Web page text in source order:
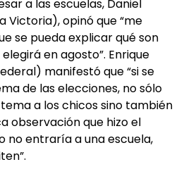
a las escuelas, Daniel
Victoria), opinó que “me
se pueda explicar qué son
en agosto”. Enrique
manifestó que “si se
de las elecciones, no sólo
a los chicos sino también
observación que hizo el
no entraría a una escuela,